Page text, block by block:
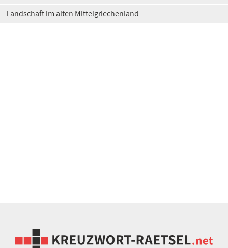
Landschaft im alten Mittelgriechenland